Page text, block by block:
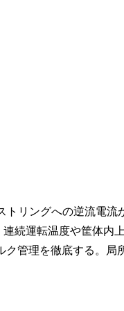
リングへの逆流電
連続運転温度や筐体
管理を徹底する。